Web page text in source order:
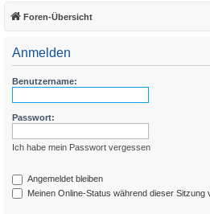
Foren-Übersicht
Anmelden
Benutzername:
Passwort:
Ich habe mein Passwort vergessen
Angemeldet bleiben
Meinen Online-Status während dieser Sitzung